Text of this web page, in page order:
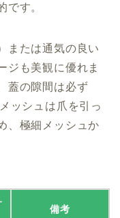
です。
または通気の良い
ジも美観に優れま
蓋の隙間は必ず
ッシュは爪を引っ
、極細メッシュか
備考